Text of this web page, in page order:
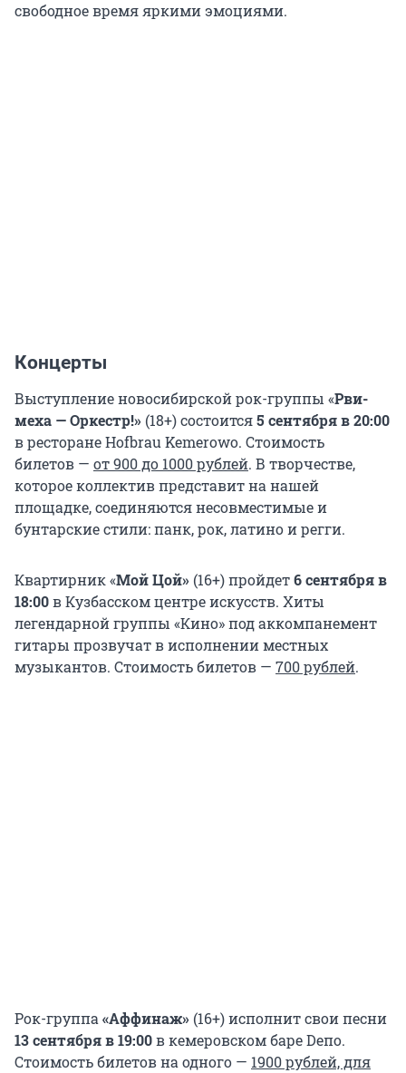
свободное время яркими эмоциями.
Концерты
Выступление новосибирской рок-группы «Рви-
меха — Оркестр!» (18+) состоится5 сентября в 20:00
в ресторане Hofbrau Kemerowo. Стоимость
билетов — от 900 до 1000 рублей. В творчестве,
которое коллектив представит на нашей
площадке, соединяются несовместимые и
бунтарские стили: панк, рок, латино и регги.
Квартирник «Мой Цой» (16+) пройдет6 сентября в
18:00в Кузбасском центре искусств. Хиты
легендарной группы «Кино» под аккомпанемент
гитары прозвучат в исполнении местных
музыкантов. Стоимость билетов — 700 рублей.
Рок-группа«Аффинаж» (16+)исполнит свои песни
13 сентября в 19:00в кемеровском баре Deпо.
Стоимость билетов на одного — 1900 рублей, для